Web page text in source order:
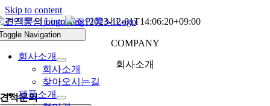
Skip to content
Navigation
회사소개
회사소개
찾아오시는길
제품소개
견적문의jointrading12023-12-01T14:06:20+09:00
COMPANY
회사소개
견적문의